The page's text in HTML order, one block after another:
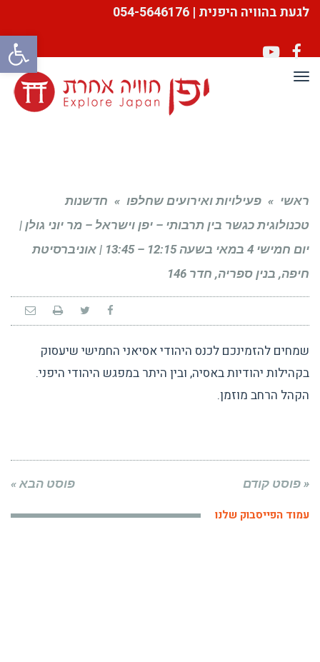
פתח
לגעת בהוויה היפנית | 054-5646176
Facebook
YouTube
תפריט
ראשי » פעילויות ואירועים שחלפו » חדשנות
טכנולוגית כגשר בין תרבותי – יפן וישראל – מר יוני גולן |
יום חמישי 4 במאי בשעה 12:15 – 13:45 | אוניברסיטת
חיפה, בנין ספריה, חדר 146
שמחים להזמינכם לכנס היהודי אסיאני החמישי שיעסוק
בקהילות יהודיות באסיה, ובין היתר במפגש היהודי היפני.
הקהל הרחב מוזמן.
« פוסט קודם פוסט הבא »
עמוד הפייסבוק שלנו